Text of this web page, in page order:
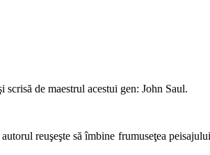
de maestrul acestui gen: John Saul.
reuşeşte să îmbine frumuseţea